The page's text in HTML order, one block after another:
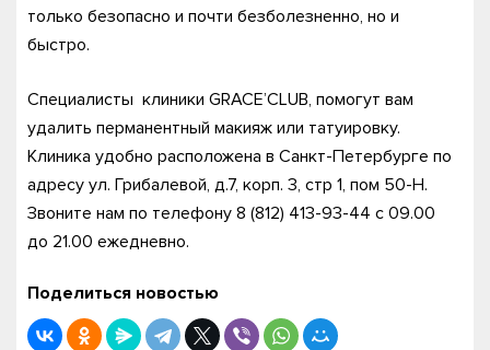
только безопасно и почти безболезненно, но и
быстро.
Специалисты клиники GRACE’CLUB, помогут вам
удалить перманентный макияж или татуировку.
Клиника удобно расположена в Санкт-Петербурге по
адресу ул. Грибалевой, д.7, корп. 3, стр 1, пом 50-Н.
Звоните нам по телефону 8 (812) 413-93-44 с 09.00
до 21.00 ежедневно.
Поделиться новостью